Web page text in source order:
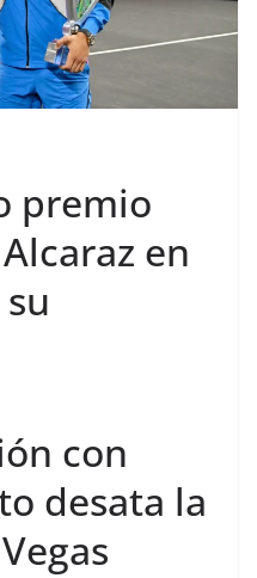
premio
en
con
desata la